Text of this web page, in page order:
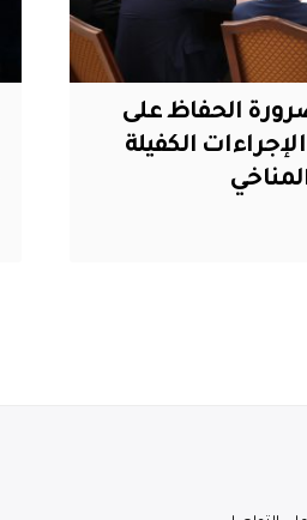
الحفاظ على
الكفيلة